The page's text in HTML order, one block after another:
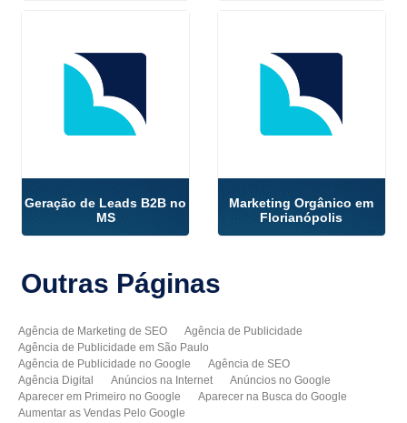
Geração de Leads B2B no
MS
Marketing Orgânico em
Florianópolis
Outras Páginas
Agência de Marketing de SEO
Agência de Publicidade
Agência de Publicidade em São Paulo
Agência de Publicidade no Google
Agência de SEO
Agência Digital
Anúncios na Internet
Anúncios no Google
Aparecer em Primeiro no Google
Aparecer na Busca do Google
Aumentar as Vendas Pelo Google